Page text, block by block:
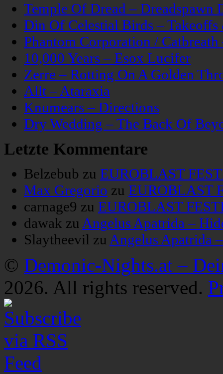
Temple Of Dread – Dreadspawn
Din Of Celestial Birds –
Phantom Corporation /
10,000 Years – Esox Lucifer
Zerre – Rotting On A Golden
Allt – Ataraxia
Knumears – Directions
Dry Wedding – The Back Of
Letzte Kommentare
Belzebub zu EUROBLAST
Max Gregorio zu EUROBLAST
carnage9 zu EUROBLAST
dawak zu Angelus Apatrida –
Slaytheevil zu Angelus Apatrida
© Demonic-Nights.at –
2026. All rights reserved.